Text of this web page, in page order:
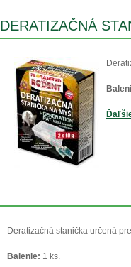
DERATIZAČNÁ
Deratizačná stanička určená
Balenie: 1 ks.